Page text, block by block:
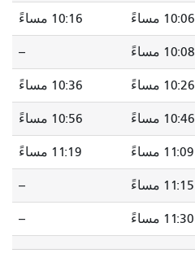
10:06 مساءً 10:16 مساءً
10:08 مساءً --
10:26 مساءً 10:36 مساءً
10:46 مساءً 10:56 مساءً
11:09 مساءً 11:19 مساءً
11:15 مساءً --
11:30 مساءً --